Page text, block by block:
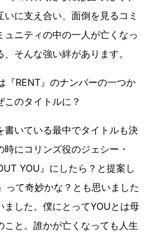
に支え合い、面倒を見るコミ
ュニティの中の一人が亡くなっ
そんな強い絆があります。
RENT』のナンバーの一つか
このタイトルに？
書いている最中でタイトルも決
にコリンズ役のジェシー・
YOU』にしたら？と提案し
って奇妙かな？とも思いました
ました。僕にとってYOUとは母
こと。誰かが亡くなっても人生